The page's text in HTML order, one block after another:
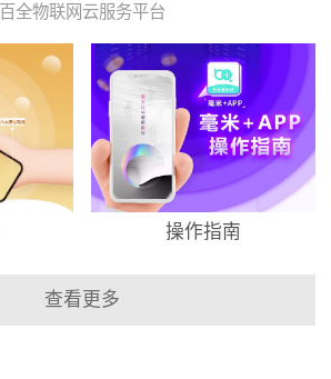
百全物联网云服务平台
操作指南
查看更多